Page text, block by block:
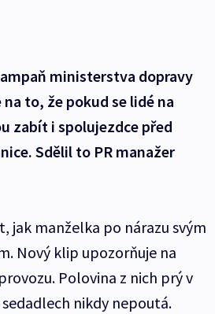
ministerstva dopravy
to, že pokud se lidé na
zabít i spolujezdce před
Sdělil to PR manažer
jak manželka po nárazu svým
Nový klip upozorňuje na
Polovina z nich prý v
nikdy nepoutá.